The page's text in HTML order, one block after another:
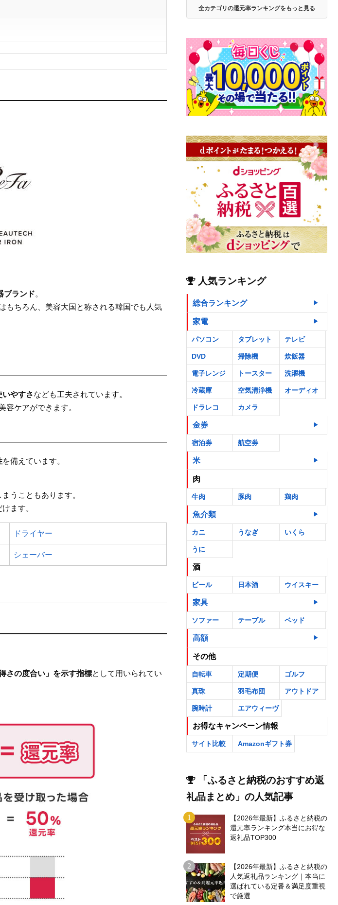
ブランド。
もちろん、美容大国と称される韓国でも人気
やすさなども工夫されています。
容ケアができます。
を備えています。
うこともあります。
ます。
ドライヤー
シェーバー
さの度合い」を示す指標として用いられてい
全カテゴリの還元率ランキングをもっと見る
人気ランキング
総合ランキング
家電
パソコン タブレット テレビ
DVD 掃除機 炊飯器
電子レンジ トースター 洗濯機
冷蔵庫 空気清浄機 オーディオ
ドラレコ カメラ
金券
宿泊券 航空券
米
肉
牛肉 豚肉 鶏肉
魚介類
カニ うなぎ いくら
うに
酒
ビール 日本酒 ウイスキー
家具
ソファー テーブル ベッド
高額
その他
自転車 定期便 ゴルフ
真珠 羽毛布団 アウトドア
腕時計 エアウィーヴ
お得なキャンペーン情報
サイト比較 Amazonギフト券
「ふるさと納税のおすすめ返
礼品まとめ」の人気記事
【2026年最新】ふるさと納税の
還元率ランキング本当にお得な
返礼品TOP300
【2026年最新】ふるさと納税の
人気返礼品ランキング｜本当に
選ばれている定番＆満足度重視
で厳選